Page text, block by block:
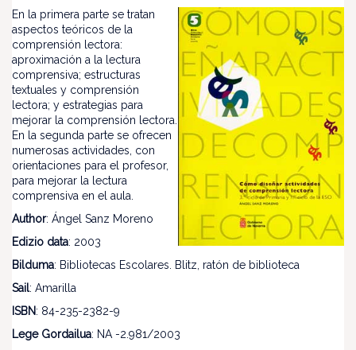
En la primera parte se tratan
aspectos teóricos de la
comprensión lectora:
aproximación a la lectura
comprensiva; estructuras
textuales y comprensión
lectora; y estrategias para
mejorar la comprensión lectora.
En la segunda parte se ofrecen
numerosas actividades, con
orientaciones para el profesor,
para mejorar la lectura
comprensiva en el aula.
Author: Ángel Sanz Moreno
Edizio data: 2003
Bilduma: Bibliotecas Escolares. Blitz, ratón de biblioteca
Sail: Amarilla
ISBN: 84-235-2382-9
Lege Gordailua: NA -2.981/2003